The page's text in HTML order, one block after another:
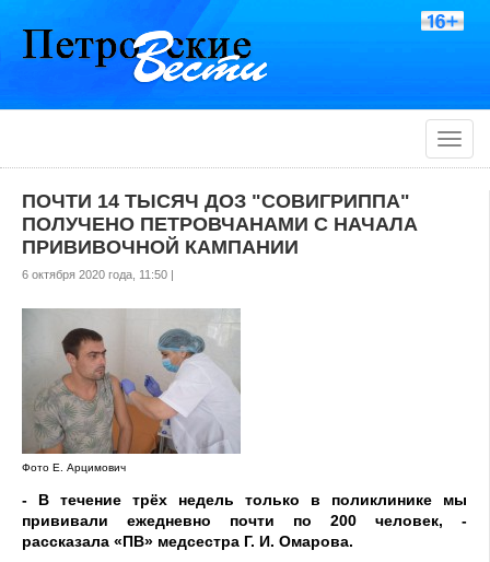
Toggle
ПОЧТИ 14 ТЫСЯЧ ДОЗ "СОВИГРИППА"
ПОЛУЧЕНО ПЕТРОВЧАНАМИ С НАЧАЛА
ПРИВИВОЧНОЙ КАМПАНИИ
6 октября 2020 года, 11:50 |
Фото Е. Арцимович
- В течение трёх недель только в поликлинике мы
прививали ежедневно почти по 200 человек, -
рассказала «ПВ» медсестра Г. И. Омарова.